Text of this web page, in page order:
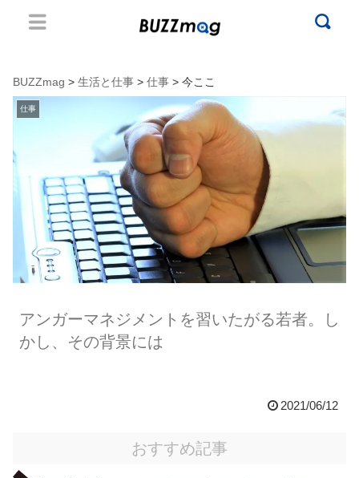
BUZZmag > 生活と仕事 > 仕事 > 今ここ
仕事
アンガーマネジメントを習いたがる若者。し
かし、その背景には
2021/06/12
おすすめ記事